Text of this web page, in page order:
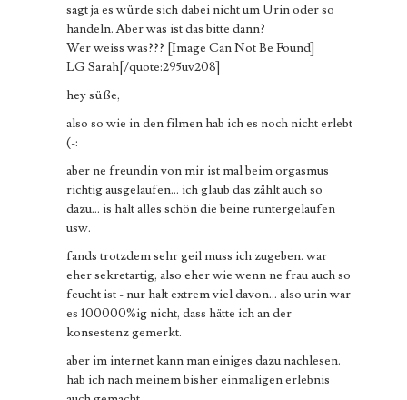
sagt ja es würde sich dabei nicht um Urin oder so
handeln. Aber was ist das bitte dann?
Wer weiss was??? [Image Can Not Be Found]
LG Sarah[/quote:295uv208]
hey süße,
also so wie in den filmen hab ich es noch nicht erlebt
(-:
aber ne freundin von mir ist mal beim orgasmus
richtig ausgelaufen... ich glaub das zählt auch so
dazu... is halt alles schön die beine runtergelaufen
usw.
fands trotzdem sehr geil muss ich zugeben. war
eher sekretartig, also eher wie wenn ne frau auch so
feucht ist - nur halt extrem viel davon... also urin war
es 100000%ig nicht, dass hätte ich an der
konsestenz gemerkt.
aber im internet kann man einiges dazu nachlesen.
hab ich nach meinem bisher einmaligen erlebnis